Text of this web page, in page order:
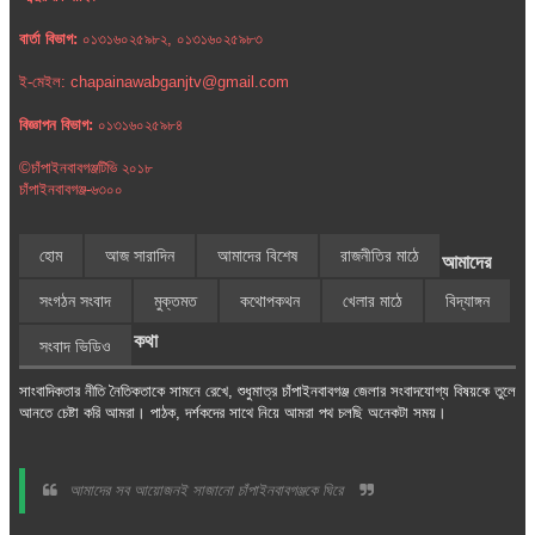
বার্তা বিভাগ: ০১৩১৬০২৫৯৮২, ০১৩১৬০২৫৯৮৩
ই-মেইল: chapainawabganjtv@gmail.com
বিজ্ঞাপন বিভাগ: ০১৩১৬০২৫৯৮৪
©চাঁপাইনবাবগঞ্জটিভি ২০১৮
চাঁপাইনবাবগঞ্জ-৬৩০০
হোম আজ সারাদিন আমাদের বিশেষ রাজনীতির মাঠে
সংগঠন সংবাদ মুক্তমত কথোপকথন খেলার মাঠে বিদ্যাঙ্গন
সংবাদ ভিডিও
আমাদের
কথা
সাংবাদিকতার নীতি নৈতিকতাকে সামনে রেখে, শুধুমাত্র চাঁপাইনবাবগঞ্জ জেলার সংবাদযোগ্য বিষয়কে তুলে
আনতে চেষ্টা করি আমরা। পাঠক, দর্শকদের সাথে নিয়ে আমরা পথ চলছি অনেকটা সময়।
আমাদের সব আয়োজনই সাজানো চাঁপাইনবাবগঞ্জকে ঘিরে